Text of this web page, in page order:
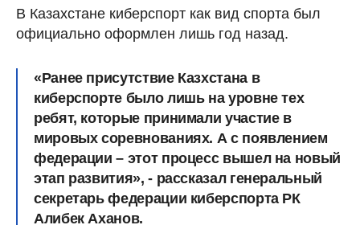
В Казахстане киберспорт как вид спорта был
официально оформлен лишь год назад.
«Ранее присутствие Казхстана в
киберспорте было лишь на уровне тех
ребят, которые принимали участие в
мировых соревнованиях. А с появлением
федерации – этот процесс вышел на новый
этап развития», - рассказал генеральный
секретарь федерации киберспорта РК
Алибек Аханов.